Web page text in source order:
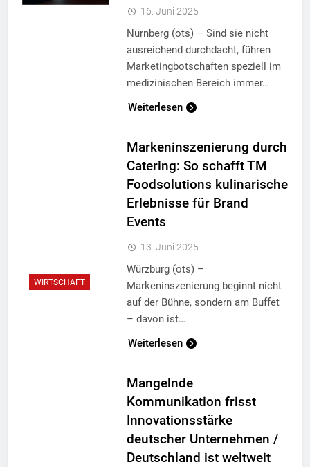
16. Juni 2025
Nürnberg (ots) – Sind sie nicht
ausreichend durchdacht, führen
Marketingbotschaften speziell im
medizinischen Bereich immer…
Weiterlesen
WIRTSCHAFT
Markeninszenierung durch
Catering: So schafft TM
Foodsolutions kulinarische
Erlebnisse für Brand
Events
13. Juni 2025
Würzburg (ots) –
Markeninszenierung beginnt nicht
auf der Bühne, sondern am Buffet
– davon ist…
Weiterlesen
Mangelnde
Kommunikation frisst
Innovationsstärke
deutscher Unternehmen /
Deutschland ist weltweit